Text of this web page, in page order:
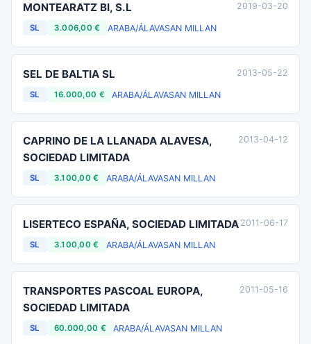
MONTEARATZ BI, S.L
SL 3.006,00 € ARABA/ÁLAVASAN MILLAN
2019-03-20
SEL DE BALTIA SL
SL 16.000,00 € ARABA/ÁLAVASAN MILLAN
2013-05-22
CAPRINO DE LA LLANADA ALAVESA,
SOCIEDAD LIMITADA
SL 3.100,00 € ARABA/ÁLAVASAN MILLAN
2013-04-12
LISERTECO ESPAÑA, SOCIEDAD LIMITADA
SL 3.100,00 € ARABA/ÁLAVASAN MILLAN
2011-06-17
TRANSPORTES PASCOAL EUROPA,
SOCIEDAD LIMITADA
SL 60.000,00 € ARABA/ÁLAVASAN MILLAN
2011-05-16